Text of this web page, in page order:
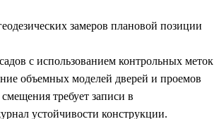
замеров плановой позиции
с использованием контрольных меток
объемных моделей дверей и проемов
требует записи в
устойчивости конструкции.